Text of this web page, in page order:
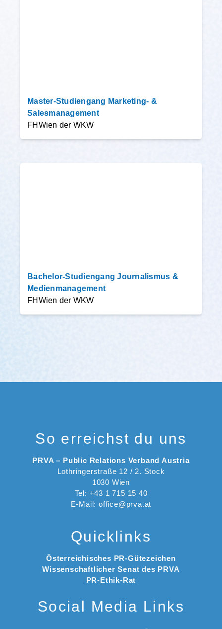
Master-Studiengang Marketing- &
Salesmanagement
FHWien der WKW
Bachelor-Studiengang Journalismus &
Medienmanagement
FHWien der WKW
So erreichst du uns
PRVA – Public Relations Verband Austria
Lothringerstraße 12 / 2. Stock
1030 Wien
Tel: +43 1 715 15 40
E-Mail: office@prva.at
Quicklinks
Österreichisches PR-Gütezeichen
Wissenschaftlicher Senat des PRVA
PR-Ethik-Rat
Social Media Links